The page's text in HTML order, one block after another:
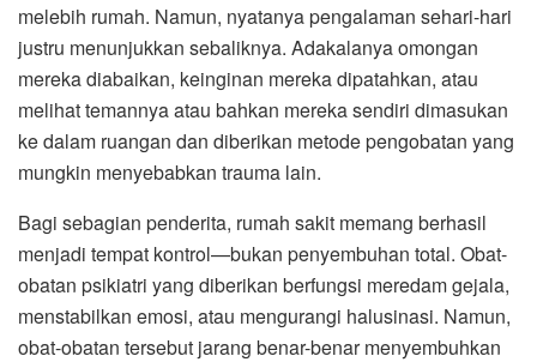
melebih rumah. Namun, nyatanya pengalaman sehari-hari
justru menunjukkan sebaliknya. Adakalanya omongan
mereka diabaikan, keinginan mereka dipatahkan, atau
melihat temannya atau bahkan mereka sendiri dimasukan
ke dalam ruangan dan diberikan metode pengobatan yang
mungkin menyebabkan trauma lain.
Bagi sebagian penderita, rumah sakit memang berhasil
menjadi tempat kontrol—bukan penyembuhan total. Obat-
obatan psikiatri yang diberikan berfungsi meredam gejala,
menstabilkan emosi, atau mengurangi halusinasi. Namun,
obat-obatan tersebut jarang benar-benar menyembuhkan